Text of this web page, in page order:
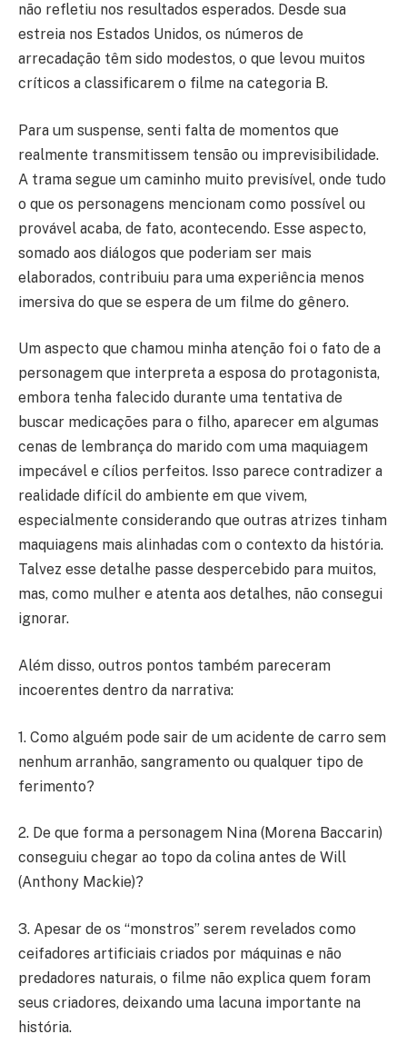
não refletiu nos resultados esperados. Desde sua
estreia nos Estados Unidos, os números de
arrecadação têm sido modestos, o que levou muitos
críticos a classificarem o filme na categoria B.
Para um suspense, senti falta de momentos que
realmente transmitissem tensão ou imprevisibilidade.
A trama segue um caminho muito previsível, onde tudo
o que os personagens mencionam como possível ou
provável acaba, de fato, acontecendo. Esse aspecto,
somado aos diálogos que poderiam ser mais
elaborados, contribuiu para uma experiência menos
imersiva do que se espera de um filme do gênero.
Um aspecto que chamou minha atenção foi o fato de a
personagem que interpreta a esposa do protagonista,
embora tenha falecido durante uma tentativa de
buscar medicações para o filho, aparecer em algumas
cenas de lembrança do marido com uma maquiagem
impecável e cílios perfeitos. Isso parece contradizer a
realidade difícil do ambiente em que vivem,
especialmente considerando que outras atrizes tinham
maquiagens mais alinhadas com o contexto da história.
Talvez esse detalhe passe despercebido para muitos,
mas, como mulher e atenta aos detalhes, não consegui
ignorar.
Além disso, outros pontos também pareceram
incoerentes dentro da narrativa:
1. Como alguém pode sair de um acidente de carro sem
nenhum arranhão, sangramento ou qualquer tipo de
ferimento?
2. De que forma a personagem Nina (Morena Baccarin)
conseguiu chegar ao topo da colina antes de Will
(Anthony Mackie)?
3. Apesar de os “monstros” serem revelados como
ceifadores artificiais criados por máquinas e não
predadores naturais, o filme não explica quem foram
seus criadores, deixando uma lacuna importante na
história.